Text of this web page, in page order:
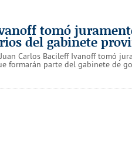
tomó
del gabinete
Carlos Bacileff Ivanoff tomó
formarán parte del gabinete de